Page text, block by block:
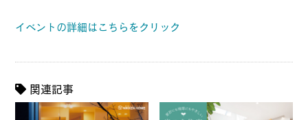
イベントの詳細はこちらをクリック
関連記事